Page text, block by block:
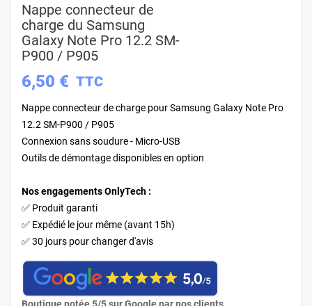
Nappe connecteur de
charge du Samsung
Galaxy Note Pro 12.2 SM-
P900 / P905
6,50 € TTC
Nappe connecteur de charge pour Samsung Galaxy Note Pro
12.2 SM-P900 / P905
Connexion sans soudure - Micro-USB
Outils de démontage disponibles en option
Nos engagements OnlyTech :
✅ Produit garanti
✅ Expédié le jour même (avant 15h)
✅ 30 jours pour changer d'avis